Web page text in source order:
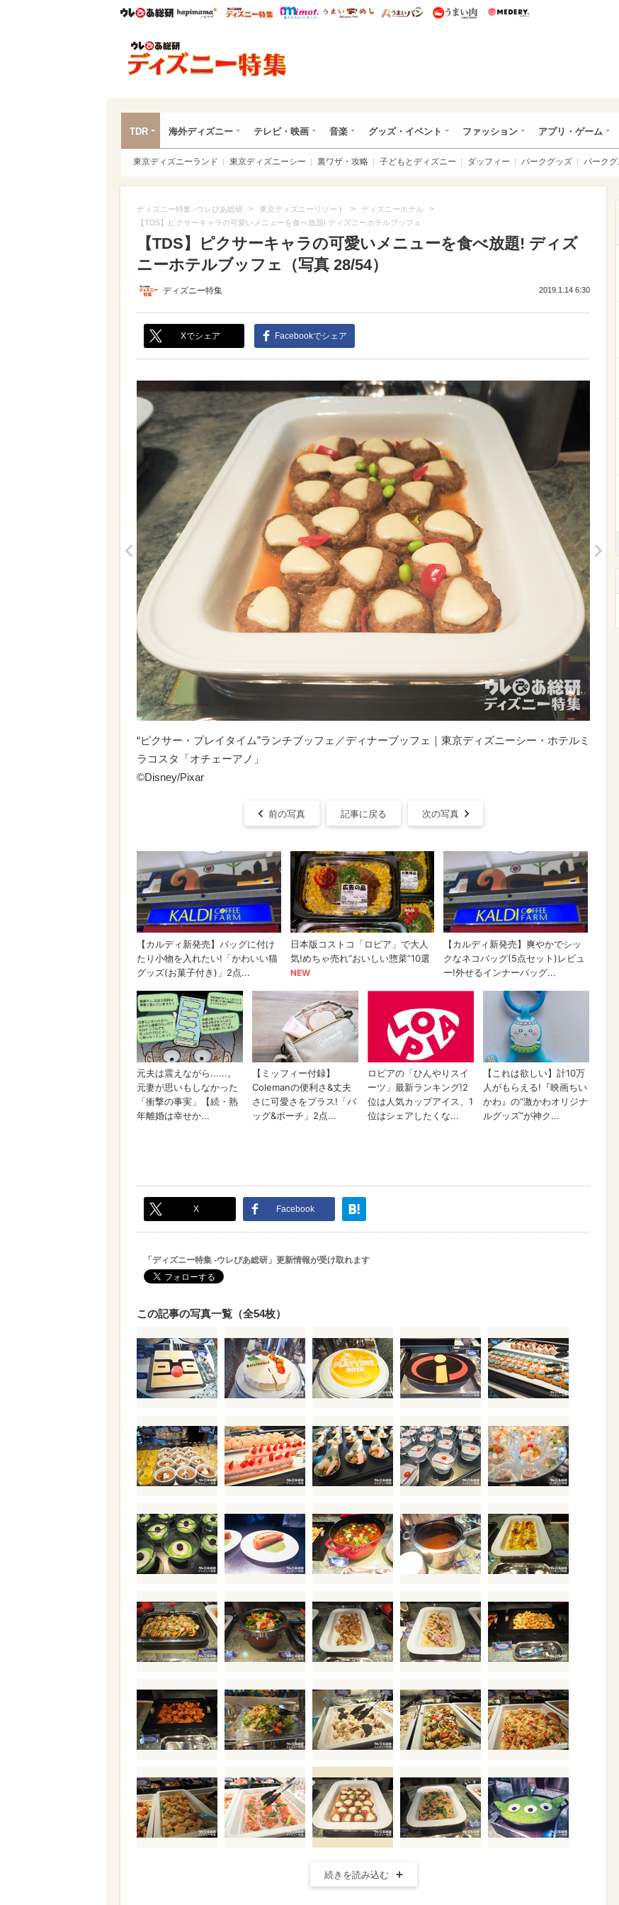
ウレぴあ総研ハピママ* ウレぴあ総研 ディズニー特集
mimot. うまいめし うまいパン うまい肉
TDR 海外ディズニー テレビ・映画 音楽 グッズ・イベント ファッション アプリ・ゲーム
東京ディズニーランド 東京ディズニーシー 裏ワザ・攻略 子どもとディズニー ダッフィー パークグッズ パークグ
ディズニー特集 -ウレぴあ総研 > 東京ディズニーリゾート > ディズニーホテル >
【TDS】ピクサーキャラの可愛いメニューを食べ放題! ディズニーホテルブッフェ
【TDS】ピクサーキャラの可愛いメニューを食べ放題! ディズ
ニーホテルブッフェ（写真 28/54）
ディズニー特集 2019.1.14 6:30
Xでシェア Facebookでシェア
“ピクサー・プレイタイム”ランチブッフェ／ディナーブッフェ｜東京ディズニーシー・ホテルミ
ラコスタ「オチェーアノ」
©︎Disney/Pixar
前の写真 記事に戻る 次の写真
X Facebook
「ディズニー特集 -ウレぴあ総研」更新情報が受け取れます
この記事の写真一覧（全54枚）
続きを読み込む